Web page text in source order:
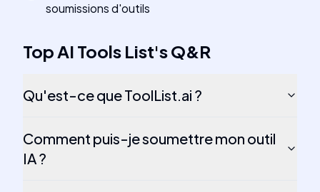
soumissions d'outils
Top AI Tools List'sQ&R
Qu'est-ce que ToolList.ai ?
Comment puis-je soumettre mon outil
IA ?